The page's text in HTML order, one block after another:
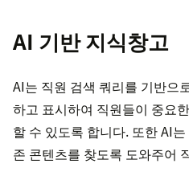
AI 기반 지식창고
AI는 직원 검색 쿼리를 기반으
하고 표시하여 직원들이 중요
할 수 있도록 합니다. 또한 AI
존 콘텐츠를 찾도록 도와주어